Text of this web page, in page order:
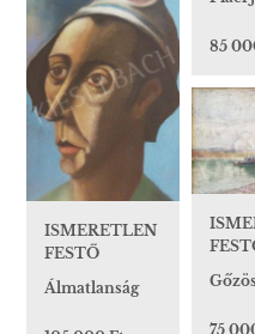
85
ISMERETLEN
FESTŐ
Álmatlanság
75